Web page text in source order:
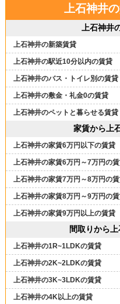
上石神井
上石神井
上石神井の新築賃貸
上石神井の駅近10分以内の賃貸
上石神井のバス・トイレ別の賃貸
上石神井の敷金・礼金0の賃貸
上石神井のペットと暮らせる賃貸
家賃から上
上石神井の家賃6万円以下の賃貸
上石神井の家賃6万円～7万円の
上石神井の家賃7万円～8万円の
上石神井の家賃8万円～9万円の
上石神井の家賃9万円以上の賃貸
間取りから
上石神井の1R~1LDKの賃貸
上石神井の2K~2LDKの賃貸
上石神井の3K~3LDKの賃貸
上石神井の4K以上の賃貸